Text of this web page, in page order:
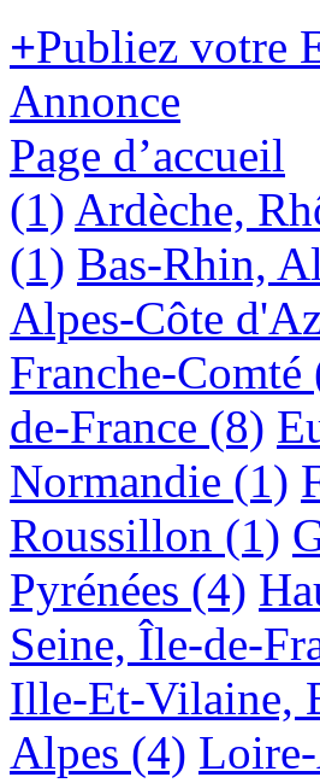
+Publiez votre
Annonce
Page d’accueil
(1) Ardèche,
(1) Bas-Rhin,
Alpes-Côte
Franche-Comté
de-France (8)
Normandie (1)
Roussillon (1)
Pyrénées (4)
Seine, Île-de-
Ille-Et-Vilaine,
Alpes (4)